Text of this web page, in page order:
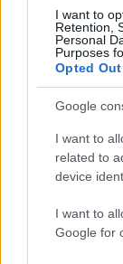
I want to
Retention,
Personal
Purposes
Opted Out
Google
I want to
related to
device
I want to
Google for
connessione
qualche
scoprire
tuo cuore!